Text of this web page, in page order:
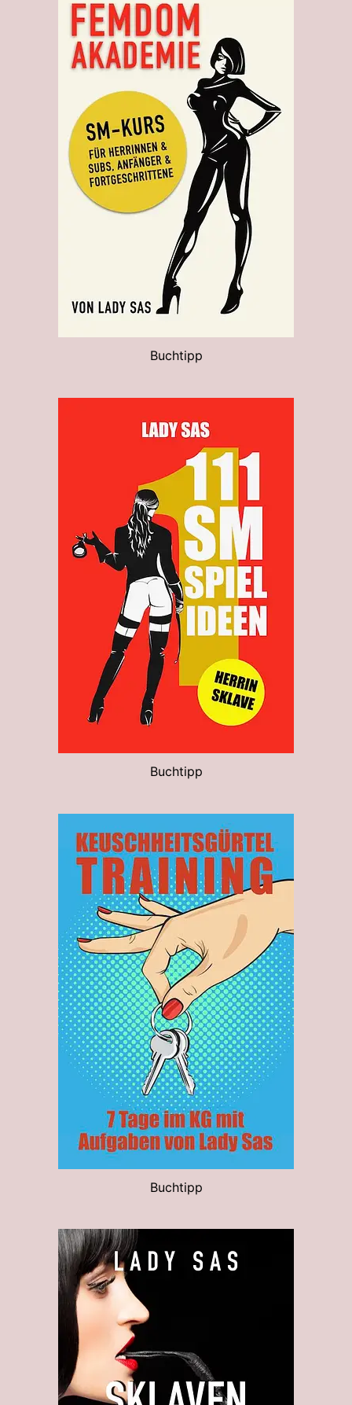
Buchtipp
Buchtipp
Buchtipp